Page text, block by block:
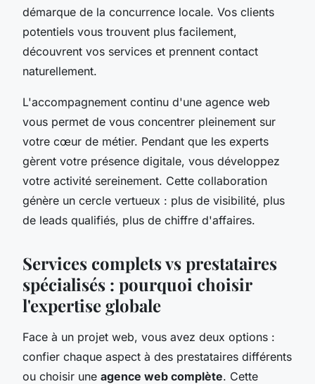
démarque de la concurrence locale. Vos clients
potentiels vous trouvent plus facilement,
découvrent vos services et prennent contact
naturellement.
L'accompagnement continu d'une agence web
vous permet de vous concentrer pleinement sur
votre cœur de métier. Pendant que les experts
gèrent votre présence digitale, vous développez
votre activité sereinement. Cette collaboration
génère un cercle vertueux : plus de visibilité, plus
de leads qualifiés, plus de chiffre d'affaires.
Services complets vs prestataires
spécialisés : pourquoi choisir
l'expertise globale
Face à un projet web, vous avez deux options :
confier chaque aspect à des prestataires différents
ou choisir une agence web complète. Cette